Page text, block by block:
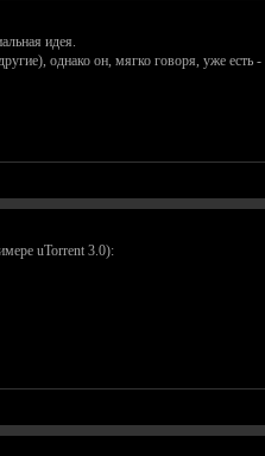
идея.
однако он, мягко говоря, уже есть
uTorrent 3.0):